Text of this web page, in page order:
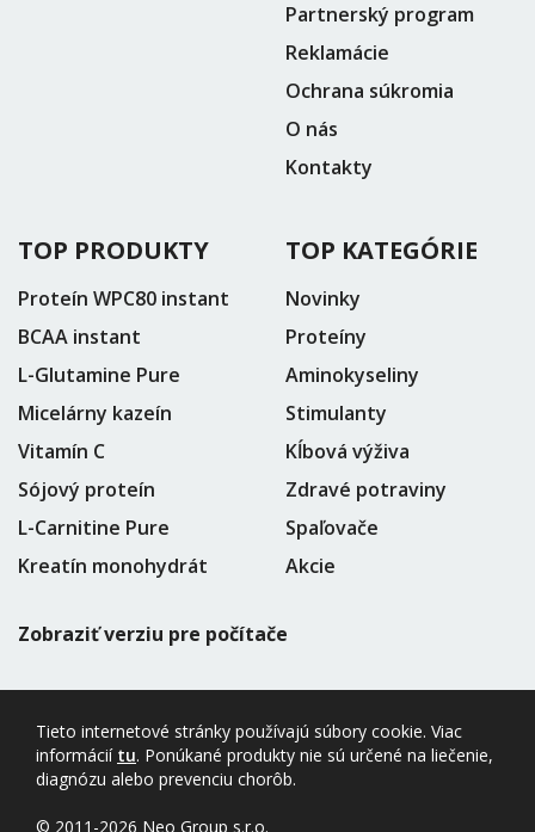
Partnerský program
Reklamácie
Ochrana súkromia
O nás
Kontakty
TOP PRODUKTY
Proteín WPC80 instant
BCAA instant
L-Glutamine Pure
Micelárny kazeín
Vitamín C
Sójový proteín
L-Carnitine Pure
Kreatín monohydrát
TOP KATEGÓRIE
Novinky
Proteíny
Aminokyseliny
Stimulanty
Kĺbová výživa
Zdravé potraviny
Spaľovače
Akcie
Zobraziť verziu pre počítače
Tieto internetové stránky používajú súbory cookie. Viac
informácií tu. Ponúkané produkty nie sú určené na liečenie,
diagnózu alebo prevenciu chorôb.
© 2011-2026 Neo Group s.r.o.